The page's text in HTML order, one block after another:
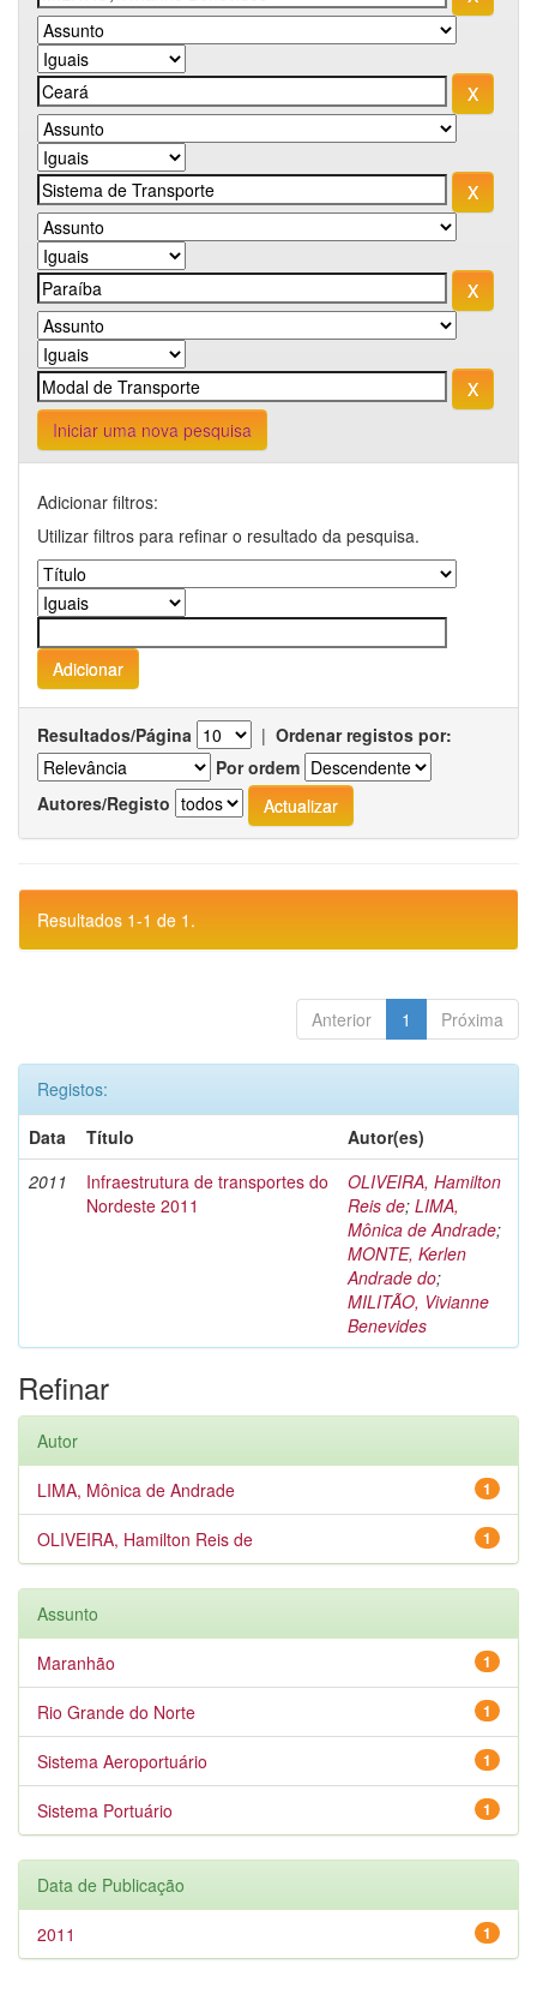
Iniciar uma nova pesquisa
Adicionar filtros:
Utilizar filtros para refinar o resultado da pesquisa.
Resultados/Página | Ordenar registos por:
Por ordem
Autores/Registo
Resultados 1-1 de 1.
Anterior 1 Próxima
Registos:
Data
Título
Autor(es)
2011
Infraestrutura de transportes do
Nordeste 2011
OLIVEIRA, Hamilton
Reis de; LIMA,
Mônica de Andrade;
MONTE, Kerlen
Andrade do;
MILITÃO, Vivianne
Benevides
Refinar
Autor
1
LIMA, Mônica de Andrade
1
OLIVEIRA, Hamilton Reis de
Assunto
1
Maranhão
1
Rio Grande do Norte
1
Sistema Aeroportuário
1
Sistema Portuário
Data de Publicação
1
2011